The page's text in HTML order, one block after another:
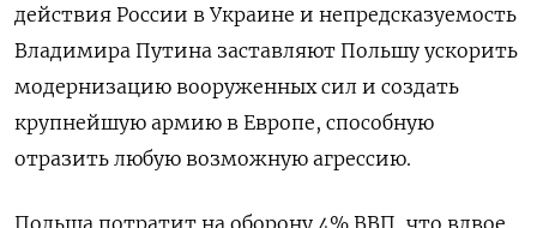
действия России в Украине и непредсказуемость
Владимира Путина заставляют Польшу ускорить
модернизацию вооруженных сил и создать
крупнейшую армию в Европе, способную
отразить любую возможную агрессию.
Польша потратит на оборону 4% ВВП, что вдвое